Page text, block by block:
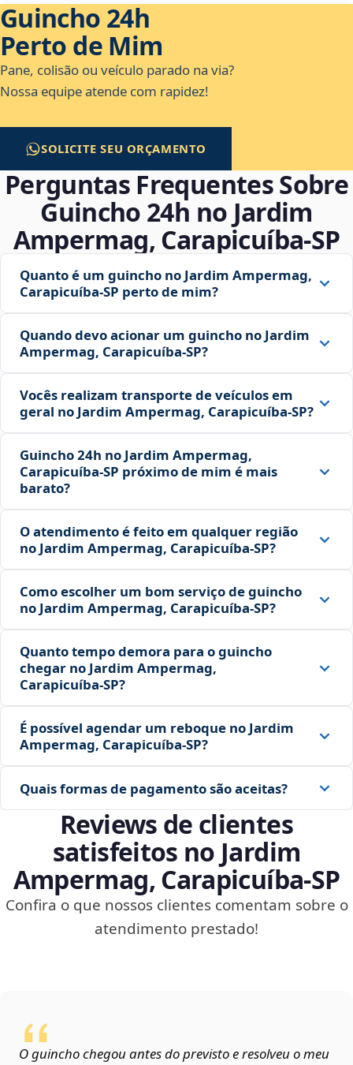
Guincho 24h
Perto de Mim
Pane, colisão ou veículo parado na via?
Nossa equipe atende com rapidez!
SOLICITE SEU ORÇAMENTO
Perguntas Frequentes Sobre
Guincho 24h no Jardim
Ampermag, Carapicuíba‑SP
Quanto é um guincho no Jardim Ampermag,
Carapicuíba‑SP perto de mim?
Quando devo acionar um guincho no Jardim
Ampermag, Carapicuíba‑SP?
Vocês realizam transporte de veículos em
geral no Jardim Ampermag, Carapicuíba‑SP?
Guincho 24h no Jardim Ampermag,
Carapicuíba‑SP próximo de mim é mais
barato?
O atendimento é feito em qualquer região
no Jardim Ampermag, Carapicuíba‑SP?
Como escolher um bom serviço de guincho
no Jardim Ampermag, Carapicuíba‑SP?
Quanto tempo demora para o guincho
chegar no Jardim Ampermag,
Carapicuíba‑SP?
É possível agendar um reboque no Jardim
Ampermag, Carapicuíba‑SP?
Quais formas de pagamento são aceitas?
Reviews de clientes
satisfeitos no Jardim
Ampermag, Carapicuíba‑SP
Confira o que nossos clientes comentam sobre o
atendimento prestado!
O guincho chegou antes do previsto e resolveu o meu